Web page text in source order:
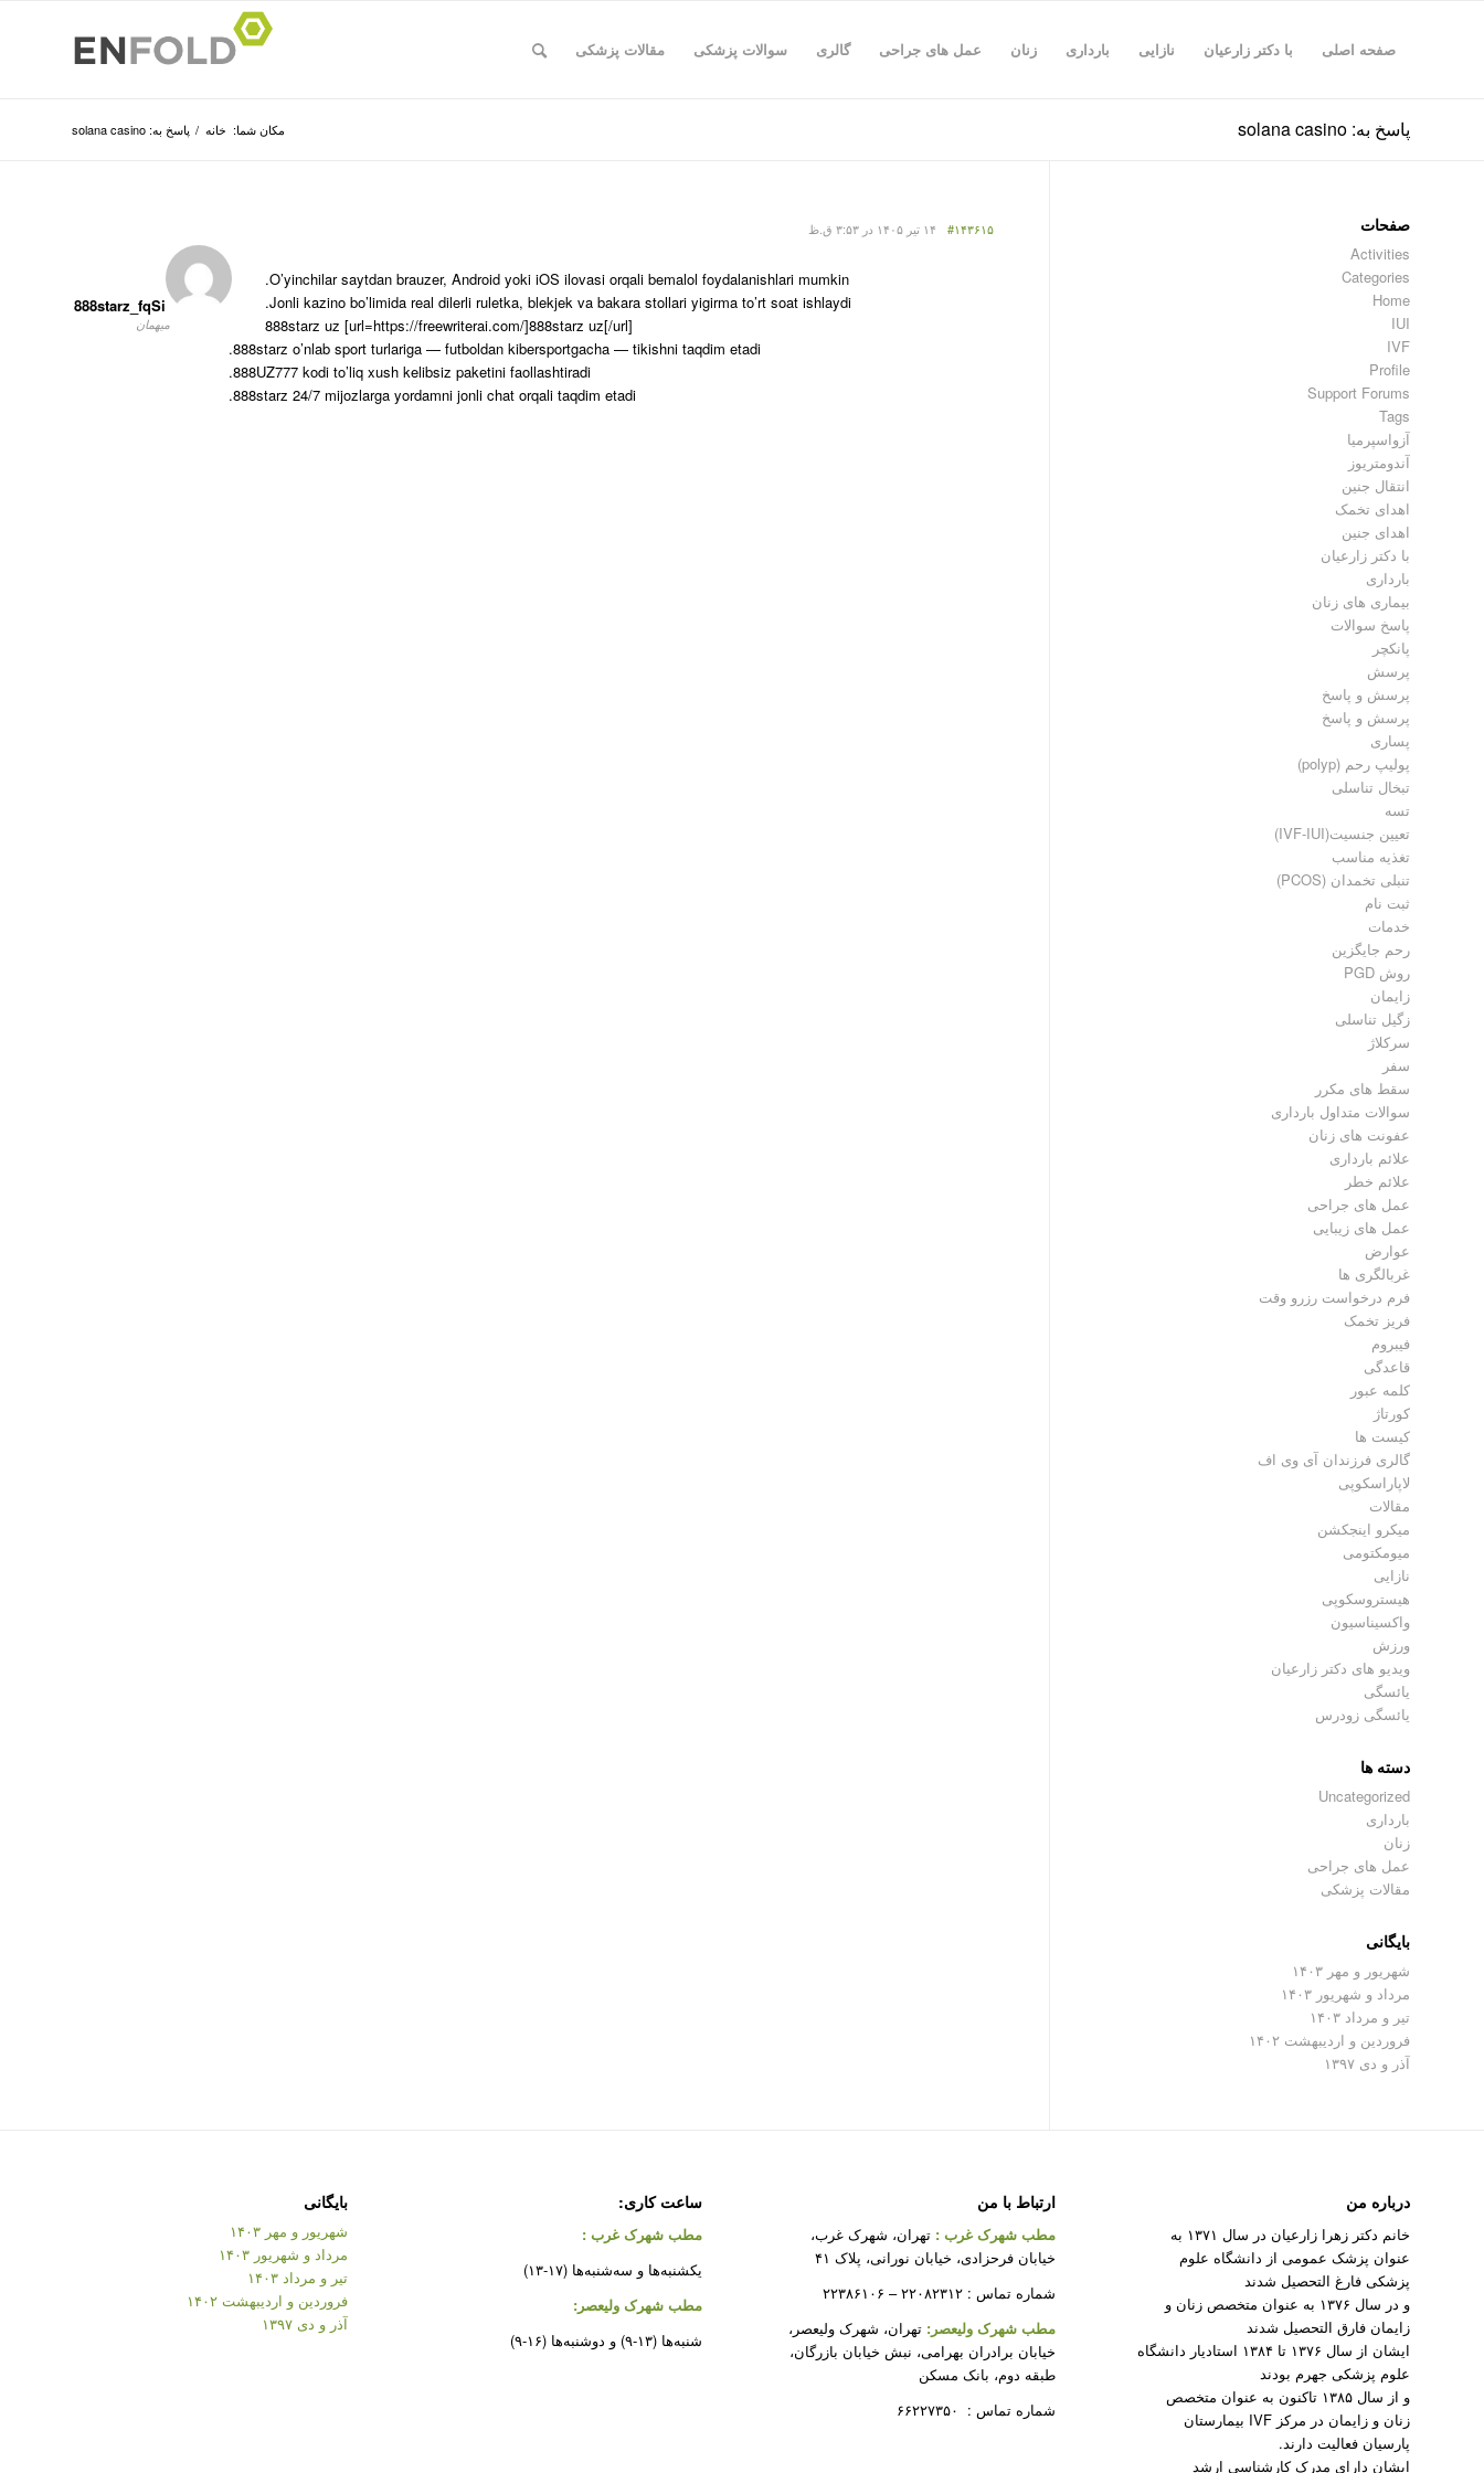
صفحه اصلی با دکتر زارعیان نازایی بارداری زنان عمل های جراحی گالری سوالات پزشکی مقالات پزشکی
پاسخ به: solana casino مکان شما: خانه / پاسخ به: solana casino
۱۴ تیر ۱۴۰۵ در ۳:۵۳ ق.ظ #۱۴۳۶۱۵
888starz_fqSi
میهمان
O’yinchilar saytdan brauzer, Android yoki iOS ilovasi orqali bemalol foydalanishlari mumkin.
Jonli kazino bo’limida real dilerli ruletka, blekjek va bakara stollari yigirma to’rt soat ishlaydi.
888starz uz [url=https://freewriterai.com/]888starz uz[/url]
888starz o’nlab sport turlariga — futboldan kibersportgacha — tikishni taqdim etadi.
888UZ777 kodi to’liq xush kelibsiz paketini faollashtiradi.
888starz 24/7 mijozlarga yordamni jonli chat orqali taqdim etadi.
صفحات
Activities
Categories
Home
IUI
IVF
Profile
Support Forums
Tags
آزواسپرمیا
آندومتریوز
انتقال جنین
اهدای تخمک
اهدای جنین
با دکتر زارعیان
بارداری
بیماری های زنان
پاسخ سوالات
پانکچر
پرسش
پرسش و پاسخ
پرسش و پاسخ
پساری
پولیپ رحم (polyp)
تبخال تناسلی
تسه
تعیین جنسیت(IVF-IUI)
تغذیه مناسب
تنبلی تخمدان (PCOS)
ثبت نام
خدمات
رحم جایگزین
روش PGD
زایمان
زگیل تناسلی
سرکلاژ
سفر
سقط های مکرر
سوالات متداول بارداری
عفونت های زنان
علائم بارداری
علائم خطر
عمل های جراحی
عمل های زیبایی
عوارض
غربالگری ها
فرم درخواست رزرو وقت
فریز تخمک
فیبروم
قاعدگی
کلمه عبور
کورتاژ
کیست ها
گالری فرزندان آی وی اف
لاپاراسکوپی
مقالات
میکرو اینجکشن
میومکتومی
نازایی
هیستروسکوپی
واکسیناسیون
ورزش
ویدیو های دکتر زارعیان
یائسگی
یائسگی زودرس
دسته ها
Uncategorized
بارداری
زنان
عمل های جراحی
مقالات پزشکی
بایگانی
شهریور و مهر ۱۴۰۳
مرداد و شهریور ۱۴۰۳
تیر و مرداد ۱۴۰۳
فروردین و اردیبهشت ۱۴۰۲
آذر و دی ۱۳۹۷
درباره من
خانم دکتر زهرا زارعیان در سال ۱۳۷۱ به
عنوان پزشک عمومی از دانشگاه علوم
پزشکی فارغ التحصیل شدند
و در سال ۱۳۷۶ به عنوان متخصص زنان و
زایمان فارق التحصیل شدند
ایشان از سال ۱۳۷۶ تا ۱۳۸۴ استادیار دانشگاه
علوم پزشکی جهرم بودند
و از سال ۱۳۸۵ تاکنون به عنوان متخصص
زنان و زایمان در مرکز IVF بیمارستان
پارسیان فعالیت دارند.
ایشان دارای مدرک کارشناسی ارشد
ارتباط با من
مطب شهرک غرب : تهران، شهرک غرب،
خیابان فرحزادی، خیابان نورانی، پلاک ۴۱
شماره تماس : ۲۲۰۸۲۳۱۲ – ۲۲۳۸۶۱۰۶
مطب شهرک ولیعصر: تهران، شهرک ولیعصر،
خیابان برادران بهرامی، نبش خیابان بازرگان،
طبقه دوم، بانک مسکن
شماره تماس : ۶۶۲۲۷۳۵۰
ساعت کاری:
مطب شهرک غرب :
یکشنبه‌ها و سه‌شنبه‌ها (۱۷-۱۳)
مطب شهرک ولیعصر:
شنبه‌ها (۱۳-۹) و دوشنبه‌ها (۱۶-۹)
بایگانی
شهریور و مهر ۱۴۰۳
مرداد و شهریور ۱۴۰۳
تیر و مرداد ۱۴۰۳
فروردین و اردیبهشت ۱۴۰۲
آذر و دی ۱۳۹۷